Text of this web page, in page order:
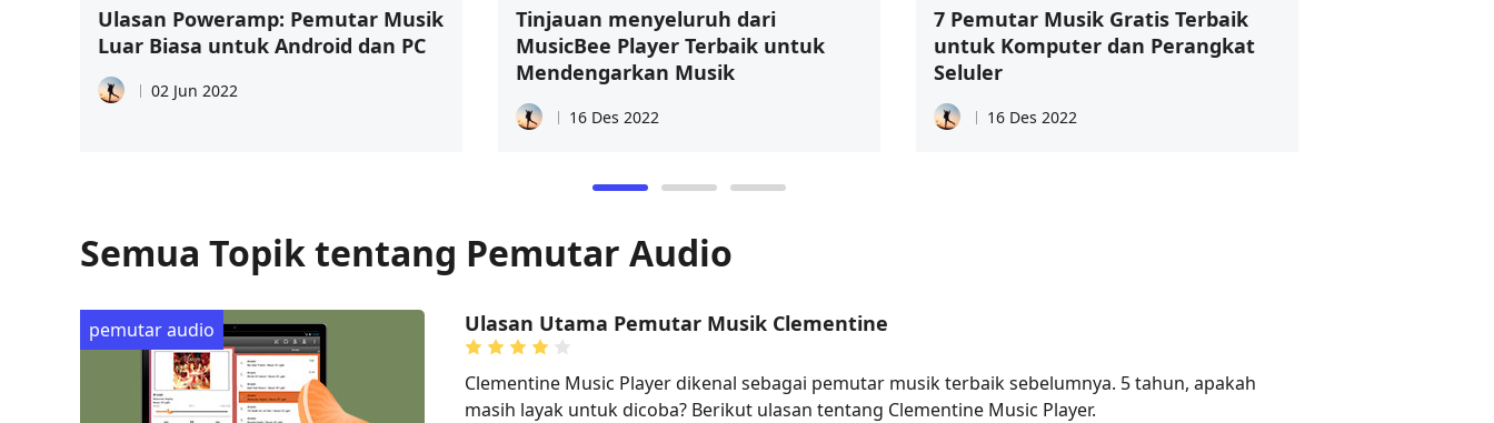
Ulasan Poweramp: Pemutar Musik
Luar Biasa untuk Android dan PC
02 Jun 2022
Tinjauan menyeluruh dari
MusicBee Player Terbaik untuk
Mendengarkan Musik
16 Des 2022
7 Pemutar Musik Gratis Terbaik
untuk Komputer dan Perangkat
Seluler
16 Des 2022
Semua Topik tentang Pemutar Audio
pemutar audio Ulasan Utama Pemutar Musik Clementine
Clementine Music Player dikenal sebagai pemutar musik terbaik sebelumnya. 5 tahun, apakah
masih layak untuk dicoba? Berikut ulasan tentang Clementine Music Player.